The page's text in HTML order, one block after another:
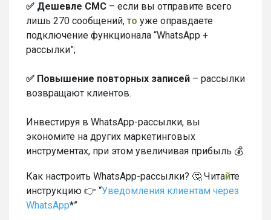
✅ Дешевле СМС – если вы отправите всего
лишь 270 сообщений, то уже оправдаете
подключение функционала “WhatsApp +
рассылки”;
✅ Повышение повторных записей – рассылки
возвращают клиентов.
Инвестируя в WhatsApp-рассылки, вы
экономите на других маркетинговых
инструментах, при этом увеличивая прибыль 💰
Как настроить WhatsApp-рассылки? 🤔 Читайте
инструкцию 👉 “Уведомления клиентам через
WhatsApp*”